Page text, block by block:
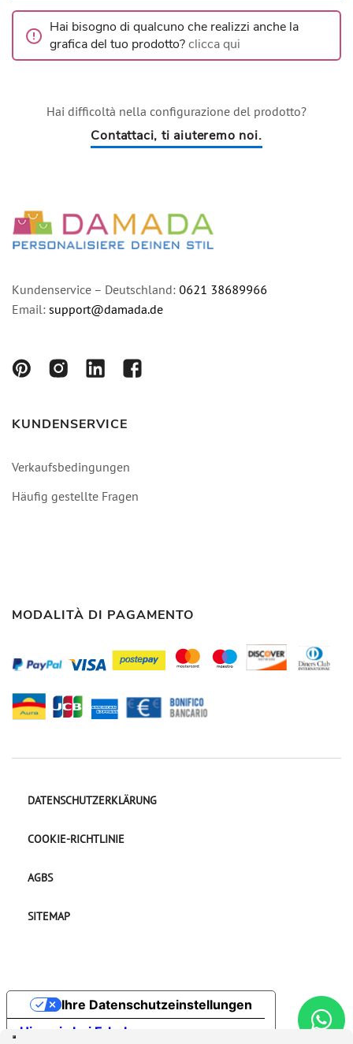
Hai bisogno di qualcuno che realizzi anche la
grafica del tuo prodotto?clicca qui
Hai difficoltà nella configurazione del prodotto?
Contattaci, ti aiuteremo noi.
Kundenservice – Deutschland: 0621 38689966
Email: support@damada.de
KUNDENSERVICE
Verkaufsbedingungen
Häufig gestellte Fragen
MODALITÀ DI PAGAMENTO
DATENSCHUTZERKLÄRUNG
COOKIE-RICHTLINIE
AGBS
SITEMAP
Hinweis bei Erhebung
Ihre Datenschutzeinstellungen